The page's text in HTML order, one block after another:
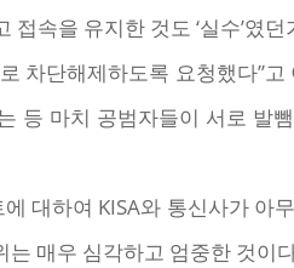
속을 유지한 것도 ‘실수’였던
차단해제하도록 요청했다”
등 마치 공범자들이 서로 발
대하여 KISA와 통신사가 아
는 매우 심각하고 엄중한 것이